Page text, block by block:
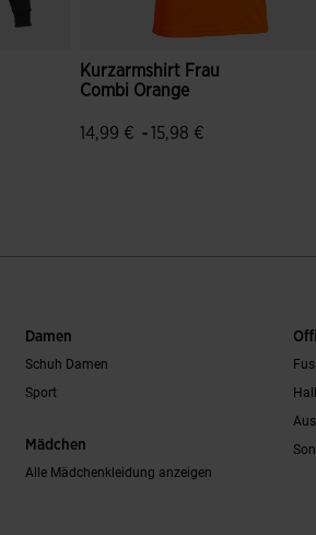
Kurzarmshirt Frau
Combi Orange
14,99 € -15,98 €
Damen
Schuh Damen
Sport
Mädchen
Alle Mädchenkleidung anzeigen